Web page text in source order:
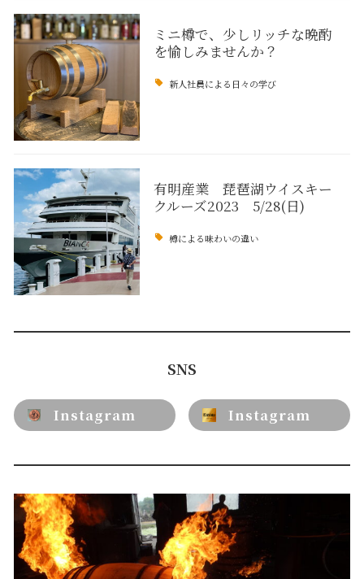
ミニ樽で、少しリッチな晩酌
を愉しみませんか？
新人社員による日々の学び
有明産業 琵琶湖ウイスキー
クルーズ2023 5/28(日)
樽による味わいの違い
SNS
Instagram Instagram